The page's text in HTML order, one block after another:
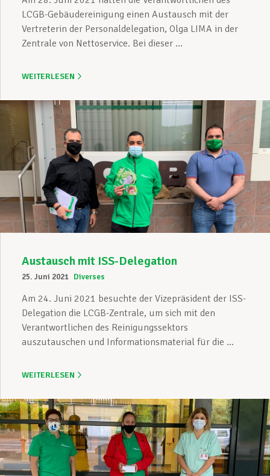
LCGB-Gebäudereinigung einen Austausch mit der
Vertreterin der Personaldelegation, Olga LIMA in der
Zentrale von Nettoservice. Bei dieser ...
WEITERLESEN
Austausch mit ISS-Delegation
25. Juni 2021 Diverses
Am 24. Juni 2021 besuchte der Vizepräsident der ISS-
Delegation die LCGB-Zentrale, um sich mit den
Verantwortlichen des Reinigungssektors
auszutauschen und Informationsmaterial für die ...
WEITERLESEN